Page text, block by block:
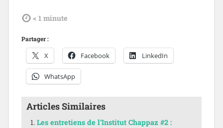
tdl < 1 minute
Partager :
X Facebook LinkedIn
WhatsApp
Articles Similaires
Les entretiens de l’Institut Chappaz #2 :